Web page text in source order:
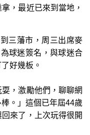
，最近已來到當地，
三藩市，周三出席麥
球迷簽名，與球迷合
好幾板。
，激勵他們，聊聊網
。」這個已年屆44歲
來了，上次玩得很開